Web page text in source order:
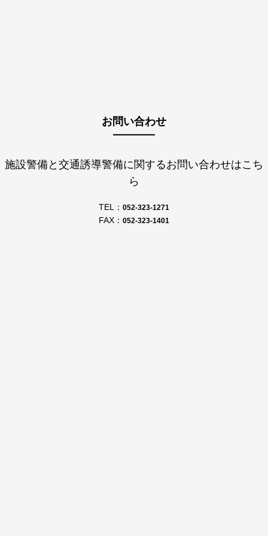
お問い合わせ
施設警備と交通誘導警備に関するお問い合わせはこち
ら
TEL： 052-323-1271
FAX： 052-323-1401